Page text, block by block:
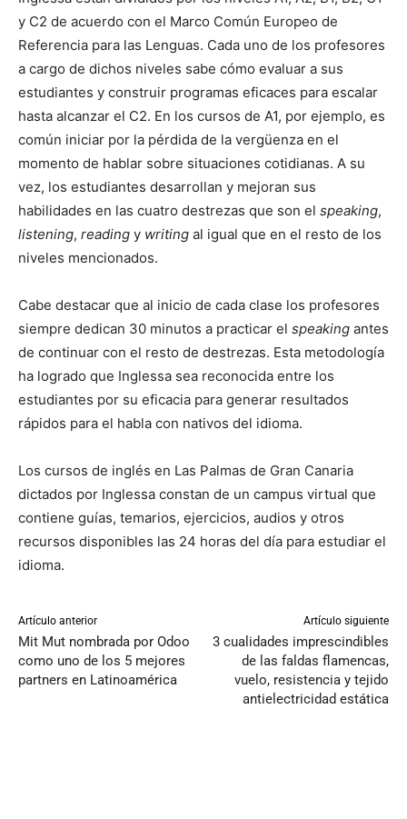
y C2 de acuerdo con el Marco Común Europeo de
Referencia para las Lenguas. Cada uno de los profesores
a cargo de dichos niveles sabe cómo evaluar a sus
estudiantes y construir programas eficaces para escalar
hasta alcanzar el C2. En los cursos de A1, por ejemplo, es
común iniciar por la pérdida de la vergüenza en el
momento de hablar sobre situaciones cotidianas. A su
vez, los estudiantes desarrollan y mejoran sus
habilidades en las cuatro destrezas que son el speaking,
listening, reading y writing al igual que en el resto de los
niveles mencionados.
Cabe destacar que al inicio de cada clase los profesores
siempre dedican 30 minutos a practicar el speaking antes
de continuar con el resto de destrezas. Esta metodología
ha logrado que Inglessa sea reconocida entre los
estudiantes por su eficacia para generar resultados
rápidos para el habla con nativos del idioma.
Los cursos de inglés en Las Palmas de Gran Canaria
dictados por Inglessa constan de un campus virtual que
contiene guías, temarios, ejercicios, audios y otros
recursos disponibles las 24 horas del día para estudiar el
idioma.
Artículo anterior
Mit Mut nombrada por Odoo
como uno de los 5 mejores
partners en Latinoamérica
Artículo siguiente
3 cualidades imprescindibles
de las faldas flamencas,
vuelo, resistencia y tejido
antielectricidad estática